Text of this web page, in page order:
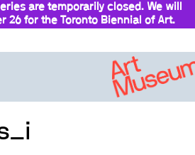
are temporarily closed. We will
26 for the Toronto Biennial of Art.